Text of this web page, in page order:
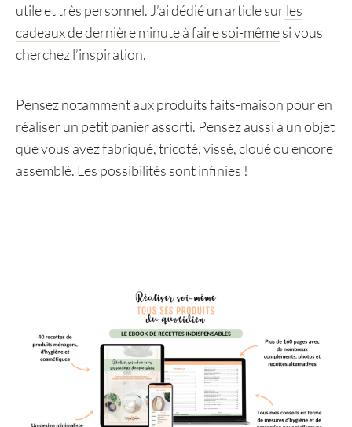
utile et très personnel. J’ai dédié un article surles
cadeaux de dernière minute à faire soi-mêmesi vous
cherchez l’inspiration.
Pensez notamment aux produits faits-maison pour en
réaliser un petit panier assorti. Pensez aussi à un objet
que vous avez fabriqué, tricoté, vissé, cloué ou encore
assemblé. Les possibilités sont infinies !